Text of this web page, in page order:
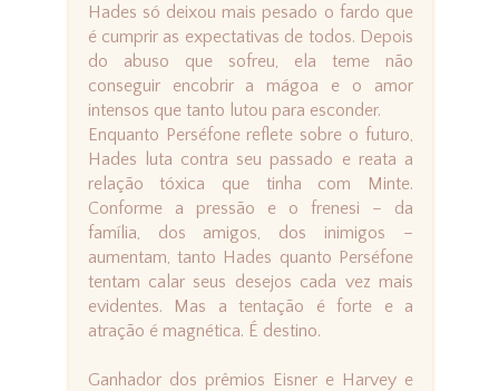
Hades só deixou mais pesado o fardo que
é cumprir as expectativas de todos. Depois
do abuso que sofreu, ela teme não
conseguir encobrir a mágoa e o amor
intensos que tanto lutou para esconder.
Enquanto Perséfone reflete sobre o futuro,
Hades luta contra seu passado e reata a
relação tóxica que tinha com Minte.
Conforme a pressão e o frenesi – da
família, dos amigos, dos inimigos –
aumentam, tanto Hades quanto Perséfone
tentam calar seus desejos cada vez mais
evidentes. Mas a tentação é forte e a
atração é magnética. É destino.
Ganhador dos prêmios Eisner e Harvey e